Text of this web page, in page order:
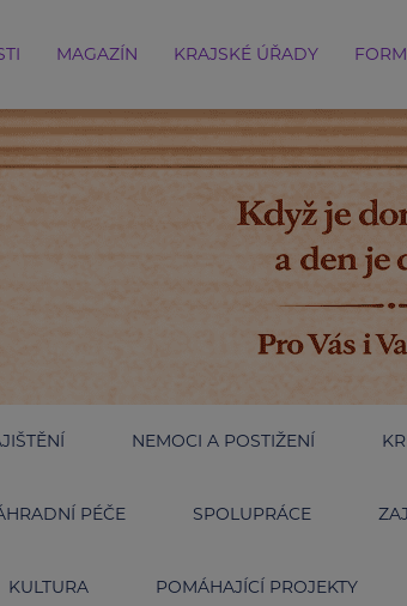
MAGAZÍN KRAJSKÉ ÚŘADY
NEMOCI A POSTIŽENÍ
PÉČE SPOLUPRÁCE
KULTURA POMÁHAJÍCÍ PROJEKTY